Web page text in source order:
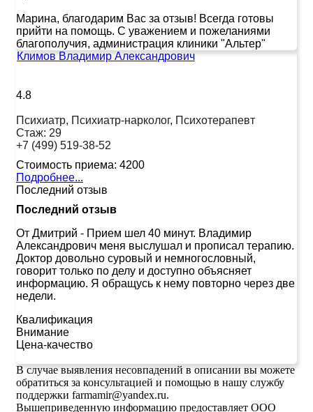
Марина, благодарим Вас за отзыв! Всегда готовы
прийти на помощь. С уважением и пожеланиями
благополучия, администрация клиники "Альтер"
Климов Владимир Александрович
4.8
Психиатр, Психиатр-нарколог, Психотерапевт
Стаж: 29
+7 (499) 519-38-52
Стоимость приема: 4200
Подробнее...
Последний отзыв
Последний отзыв
От Дмитрий - Прием шел 40 минут. Владимир
Александрович меня выслушал и прописал терапию.
Доктор довольно суровый и немногословный,
говорит только по делу и доступно объясняет
информацию. Я обращусь к нему повторно через две
недели.
Квалификация
Внимание
Цена-качество
В случае выявления несовпадений в описании вы можете
обратиться за консультацией и помощью в нашу службу
поддержки farmamir@yandex.ru.
Вышеприведенную информацию предоставляет ООО